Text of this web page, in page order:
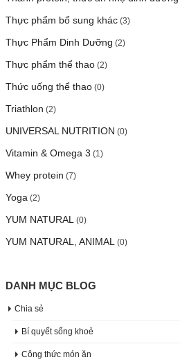
Thực phẩm bổ sung khác (3)
Thực Phẩm Dinh Dưỡng (2)
Thực phẩm thể thao (2)
Thức uống thể thao (0)
Triathlon (2)
UNIVERSAL NUTRITION (0)
Vitamin & Omega 3 (1)
Whey protein (7)
Yoga (2)
YUM NATURAL (0)
YUM NATURAL, ANIMAL (0)
DANH MỤC BLOG
Chia sẻ
Bí quyết sống khoẻ
Công thức món ăn